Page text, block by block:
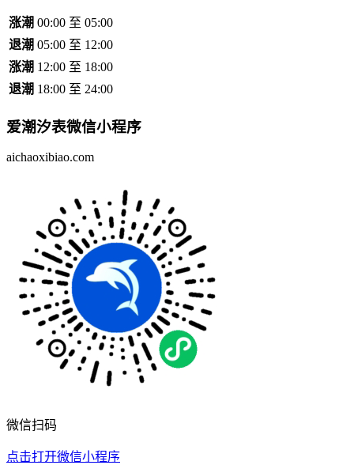
涨潮 00:00 至 05:00
退潮 05:00 至 12:00
涨潮 12:00 至 18:00
退潮 18:00 至 24:00
爱潮汐表微信小程序
aichaoxibiao.com
微信扫码
点击打开微信小程序